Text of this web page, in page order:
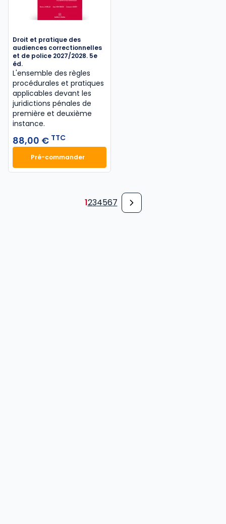
Droit et pratique des
audiences correctionnelles
et de police 2027/2028. 5e
éd.
L'ensemble des règles
procédurales et pratiques
applicables devant les
juridictions pénales de
première et deuxième
instance.
88,00 € TTC
Pré-commanderDroit et pratique des audiences correctionnelles
1234567